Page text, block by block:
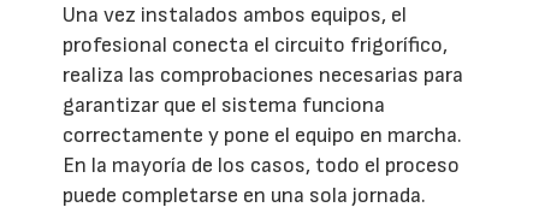
Una vez instalados ambos equipos, el
profesional conecta el circuito frigorífico,
realiza las comprobaciones necesarias para
garantizar que el sistema funciona
correctamente y pone el equipo en marcha.
En la mayoría de los casos, todo el proceso
puede completarse en una sola jornada.